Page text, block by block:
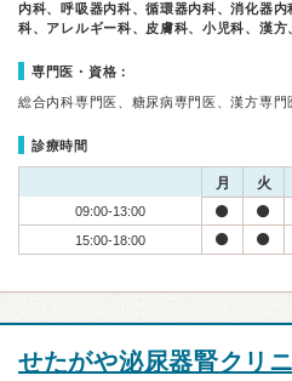
内科、呼吸器内科、循環器内科、消化器
科、アレルギー科、皮膚科、小児科、漢方
専門医・資格：
総合内科専門医、糖尿病専門医、漢方専門
診療時間
月 火
09:00-13:00
15:00-18:00
せたがや泌尿器腎クリ